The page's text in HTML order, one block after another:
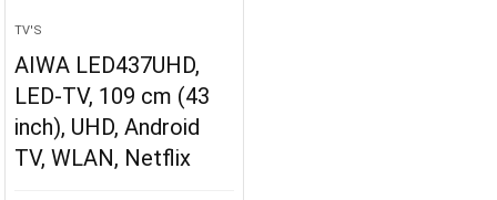
TV'S
AIWA LED437UHD,
LED-TV, 109 cm (43
inch), UHD, Android
TV, WLAN, Netflix